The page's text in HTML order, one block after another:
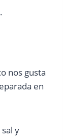
nos gusta
en
y